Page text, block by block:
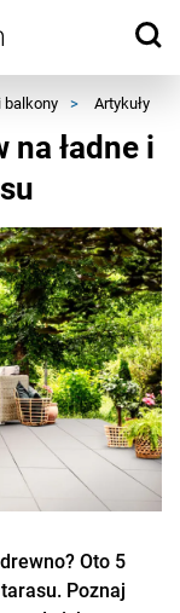
balkony > Artykuły
na ładne i
Oto 5
Poznaj